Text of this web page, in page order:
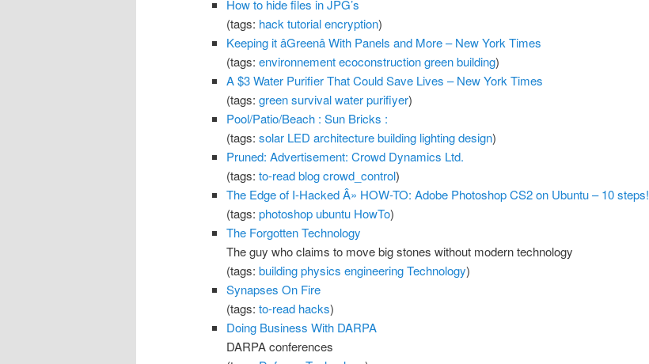
How to hide files in JPG’s
(tags: hack tutorial encryption)
Keeping it âGreenâ With Panels and More – New York Times
(tags: environnement ecoconstruction green building)
A $3 Water Purifier That Could Save Lives – New York Times
(tags: green survival water purifiyer)
Pool/Patio/Beach : Sun Bricks :
(tags: solar LED architecture building lighting design)
Pruned: Advertisement: Crowd Dynamics Ltd.
(tags: to-read blog crowd_control)
The Edge of I-Hacked Â» HOW-TO: Adobe Photoshop CS2 on Ubuntu – 10 steps!
(tags: photoshop ubuntu HowTo)
The Forgotten Technology
The guy who claims to move big stones without modern technology
(tags: building physics engineering Technology)
Synapses On Fire
(tags: to-read hacks)
Doing Business With DARPA
DARPA conferences